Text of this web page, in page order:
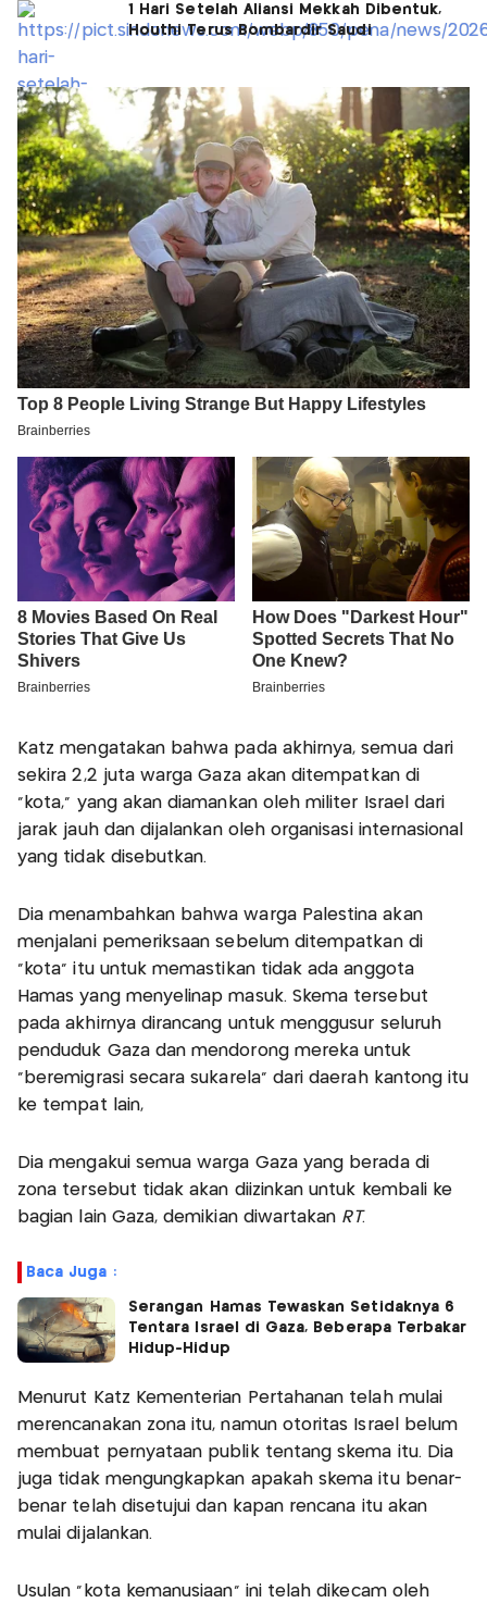
1 Hari Setelah Aliansi Mekkah Dibentuk,
Houthi Terus Bombardir Saudi
Katz mengatakan bahwa pada akhirnya, semua dari
sekira 2,2 juta warga Gaza akan ditempatkan di
"kota," yang akan diamankan oleh militer Israel dari
jarak jauh dan dijalankan oleh organisasi internasional
yang tidak disebutkan.
Dia menambahkan bahwa warga Palestina akan
menjalani pemeriksaan sebelum ditempatkan di
"kota" itu untuk memastikan tidak ada anggota
Hamas yang menyelinap masuk. Skema tersebut
pada akhirnya dirancang untuk menggusur seluruh
penduduk Gaza dan mendorong mereka untuk
"beremigrasi secara sukarela" dari daerah kantong itu
ke tempat lain,
Dia mengakui semua warga Gaza yang berada di
zona tersebut tidak akan diizinkan untuk kembali ke
bagian lain Gaza, demikian diwartakan RT.
Baca Juga :
Serangan Hamas Tewaskan Setidaknya 6
Tentara Israel di Gaza, Beberapa Terbakar
Hidup-Hidup
Menurut Katz Kementerian Pertahanan telah mulai
merencanakan zona itu, namun otoritas Israel belum
membuat pernyataan publik tentang skema itu. Dia
juga tidak mengungkapkan apakah skema itu benar-
benar telah disetujui dan kapan rencana itu akan
mulai dijalankan.
Usulan "kota kemanusiaan" ini telah dikecam oleh